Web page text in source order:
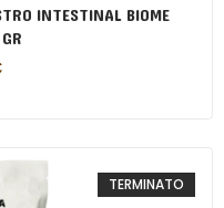
INTESTINAL BIOME
TERMINATO